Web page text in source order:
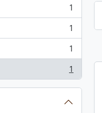
1
1
1
1